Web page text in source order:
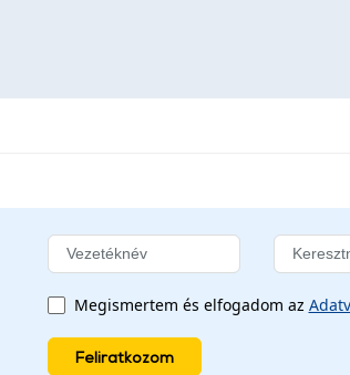
Megismertem és elfogadom az
Feliratkozom